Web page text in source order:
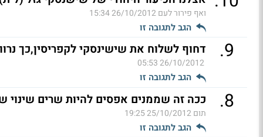
ואף פירור לעם26/10/2012 15:34
הגב לתגובה זו
9
. דחוף לשלוח את שישינסקי לקפריסין,כך
26/10/2012 05:53
הגב לתגובה זו
8
. ככה זה שממנים אפסים להיות שרים שינוי
תום25/10/2012 19:25
הגב לתגובה זו